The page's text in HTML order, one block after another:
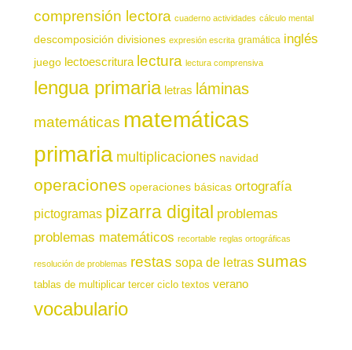
comprensión lectora cuaderno actividades cálculo mental
descomposición divisiones expresión escrita gramática inglés
juego lectoescritura lectura lectura comprensiva
lengua primaria letras láminas
matemáticas matemáticas
primaria multiplicaciones navidad
operaciones operaciones básicas ortografía
pictogramas pizarra digital problemas
problemas matemáticos recortable reglas ortográficas
resolución de problemas restas sopa de letras sumas
tablas de multiplicar tercer ciclo textos verano
vocabulario